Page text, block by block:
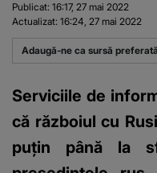
Publicat: 16:17, 27 mai 2022
Actualizat: 16:24, 27 mai 2022
Adaugă-ne ca sursă
Serviciile de
că războiul cu
puţin până la